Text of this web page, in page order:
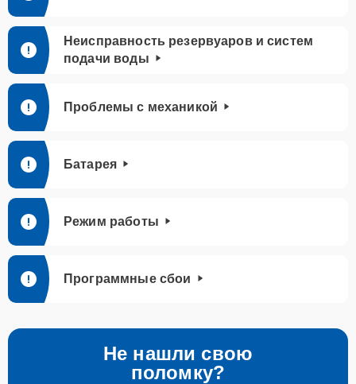
Неисправность резервуаров и систем
подачи воды
Проблемы с механикой
Батарея
Режим работы
Программные сбои
Не нашли свою
поломку?